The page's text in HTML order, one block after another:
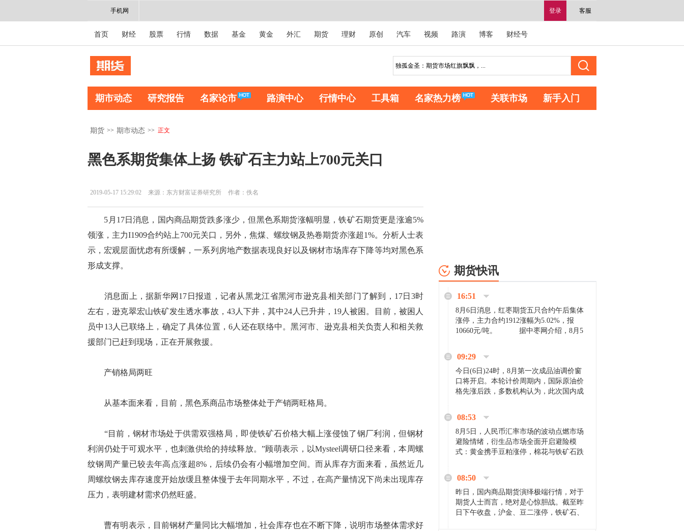
登录 客服
手机网
首页 财经 股票 行情 数据 基金 黄金 外汇 期货 理财 原创 汽车 视频 路演 博客 财经号
期市动态 研究报告 名家论市 路演中心 行情中心 工具箱 名家热力榜 关联市场 新手入门
期货 >> 期市动态 >> 正文
黑色系期货集体上扬 铁矿石主力站上700元关口
2019-05-17 15:29:02 来源：东方财富证券研究所 作者：佚名
5月17日消息，国内商品期货跌多涨少，但黑色系期货涨幅明显，铁矿石期货更是涨逾5%
领涨，主力I1909合约站上700元关口，另外，焦煤、螺纹钢及热卷期货亦涨超1%。分析人士表
示，宏观层面忧虑有所缓解，一系列房地产数据表现良好以及钢材市场库存下降等均对黑色系
形成支撑。
消息面上，据新华网17日报道，记者从黑龙江省黑河市逊克县相关部门了解到，17日3时
左右，逊克翠宏山铁矿发生透水事故，43人下井，其中24人已升井，19人被困。目前，被困人
员中13人已联络上，确定了具体位置，6人还在联络中。黑河市、逊克县相关负责人和相关救
援部门已赶到现场，正在开展救援。
产销格局两旺
从基本面来看，目前，黑色系商品市场整体处于产销两旺格局。
“目前，钢材市场处于供需双强格局，即使铁矿石价格大幅上涨侵蚀了钢厂利润，但钢材
利润仍处于可观水平，也刺激供给的持续释放。”顾萌表示，以Mysteel调研口径来看，本周螺
纹钢周产量已较去年高点涨超8%，后续仍会有小幅增加空间。而从库存方面来看，虽然近几
周螺纹钢去库存速度开始放缓且整体慢于去年同期水平，不过，在高产量情况下尚未出现库存
压力，表明建材需求仍然旺盛。
曹有明表示，目前钢材产量同比大幅增加，社会库存也在不断下降，说明市场整体需求好
期货快讯
16:51
8月6日消息，红枣期货五只合约午后集体
涨停，主力合约1912涨幅为5.02%，报
10660元/吨。 据中枣网介绍，8月5
家好货依旧惜售挺...
09:29
今日(6日)24时，8月第一次成品油调价窗
口将开启。本轮计价周期内，国际原油价
格先涨后跌，多数机构认为，此次国内成
08:53
8月5日，人民币汇率市场的波动点燃市场
避险情绪，衍生品市场全面开启避险模
式：黄金携手豆粕涨停，棉花与铁矿石跌
场来看，汇率波动...
08:50
昨日，国内商品期货演绎极端行情，对于
期货人士而言，绝对是心惊胆战。截至昨
日下午收盘，沪金、豆二涨停，铁矿石、